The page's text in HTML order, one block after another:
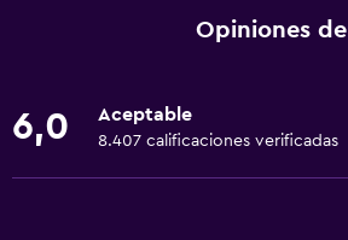
Opiniones de
6,0 Aceptable
8.407 calificaciones verificadas